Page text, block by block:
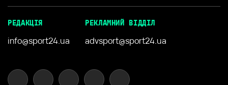
РЕДАКЦІЯ
info@sport24.ua
РЕКЛАМНИЙ ВІДДІЛ
advsport@sport24.ua